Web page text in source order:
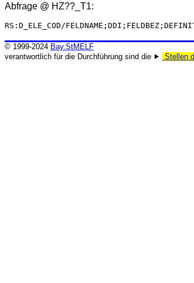
Abfrage @ HZ??_T1:
RS:D_ELE_COD/
© 1999-2024 Bay.StMELF
verantwortlich für die Durchführung sind die ⯈
Stellen